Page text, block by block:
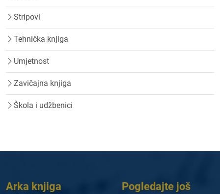
Stripovi
Tehnička knjiga
Umjetnost
Zavičajna knjiga
Škola i udžbenici
Arka knjiga Pogledajte još